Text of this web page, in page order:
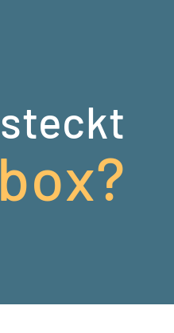
steckt
box?